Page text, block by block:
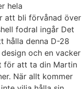
hela
att bli förvånad över
fodral ingår Det
hålla denna D-28
och en vacker
för att ta din Martin
När allt kommer